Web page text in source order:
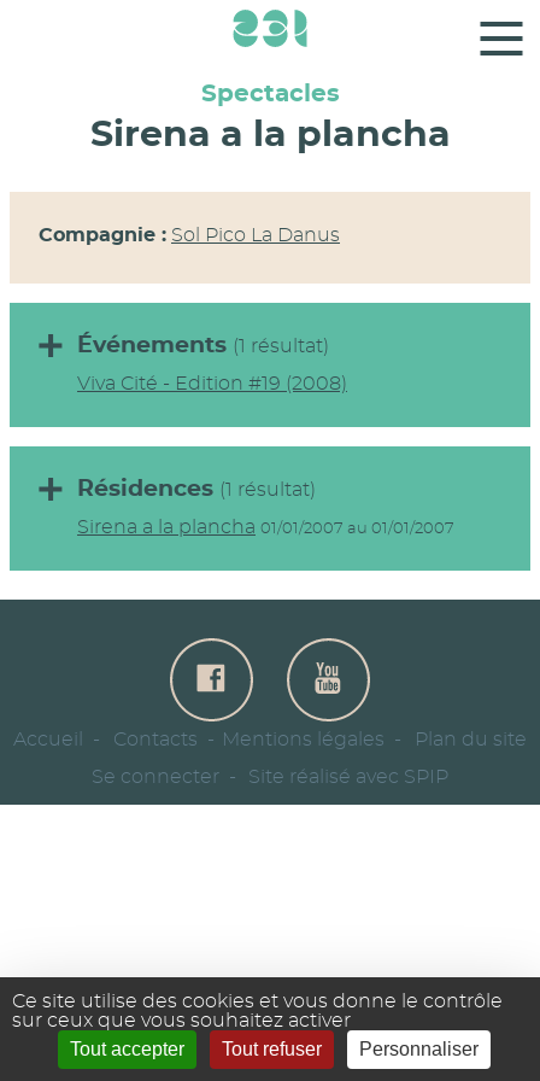
Panneau de gestion des cookies
Ce site utilise des cookies et vous donne le contrôle
sur ceux que vous souhaitez activer
Tout accepter Tout refuser Personnaliser
Spectacles
Sirena a la plancha
Compagnie : Sol Pico La Danus
Événements (1 résultat)
Viva Cité - Edition #19 (2008)
Résidences (1 résultat)
Sirena a la plancha 01/01/2007 au 01/01/2007
Accueil Contacts Mentions légales
Plan du site
Se connecter
Site réalisé avec SPIP